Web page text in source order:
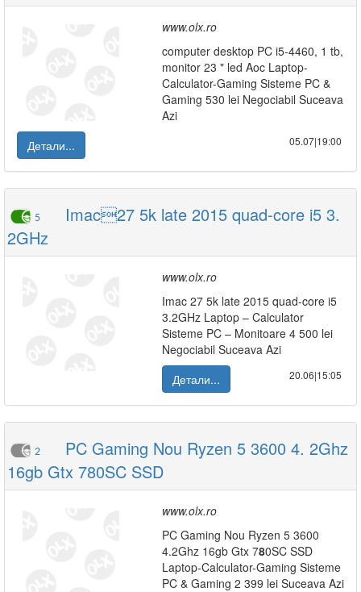
www.olx.ro
computer desktop PC i5-4460, 1 tb,
monitor 23 " led Aoc Laptop-
Calculator-Gaming Sisteme PC &
Gaming 530 lei Negociabil Suceava
Azi
Детали...
05.07|19:00
5
Imac27 5k late 2015 quad-core i5 3.
2GHz
www.olx.ro
Imac 27 5k late 2015 quad-core i5
3.2GHz Laptop – Calculator
Sisteme PC – Monitoare 4 500 lei
Negociabil Suceava Azi
Детали...
20.06|15:05
2
PC Gaming Nou Ryzen 5 3600 4. 2Ghz
16gb Gtx 780SC SSD
www.olx.ro
PC Gaming Nou Ryzen 5 3600
4.2Ghz 16gb Gtx 780SC SSD
Laptop-Calculator-Gaming Sisteme
PC & Gaming 2 399 lei Suceava Azi